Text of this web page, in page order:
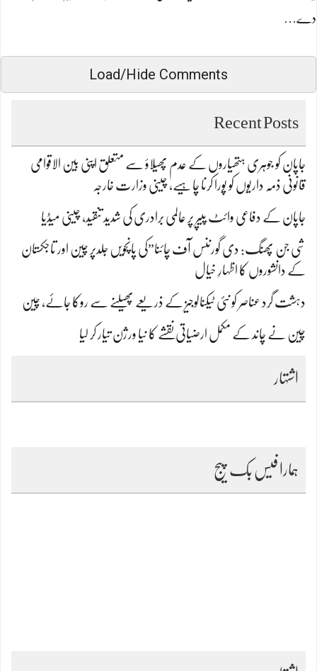
دے…
Load/Hide Comments
Recent Posts
جاپان کو جوہری ہتھیاروں کے عدم پھیلاؤ سے متعلق اپنی بین الاقوامی
قانونی ذمہ داریوں کو پورا کرنا چاہیے، چینی وزارت خارجہ
جاپان کے دفاعی وائٹ پیپر پر عالمی برادری کی شدید تنقید، چینی میڈیا
شی جن پھنگ: دی گورننس آف چائنا”کی پانچویں جلدپر چین اور تاجکستان
کے دانشوروں کا اظہارِ خیال
دہشت گرد عناصر کو نئی ٹیکنالوجیز کے ذریعے پھیلنے سے روکا جائے، چین
چین نے چاند کے مکمل ارضیاتی نقشے کا نیا ورژن تیار کر لیا
اشتہار
ہمارا فیس بک پیج